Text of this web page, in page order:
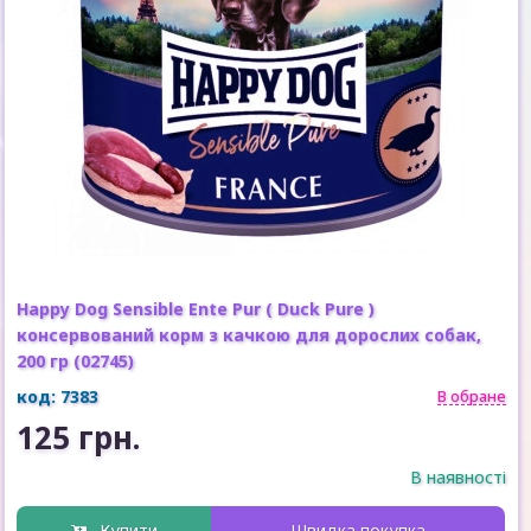
Happy Dog Sensible Ente Pur ( Duck Pure )
консервований корм з качкою для дорослих собак,
200 гр (02745)
код: 7383
В обране
125 грн.
В наявності